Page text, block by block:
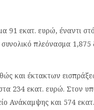
91 εκατ. ευρώ, έναντι
πλεόνασμα 1,875
και έκτακτων
234 εκατ. ευρώ. Στον
Ανάκαμψης και 574